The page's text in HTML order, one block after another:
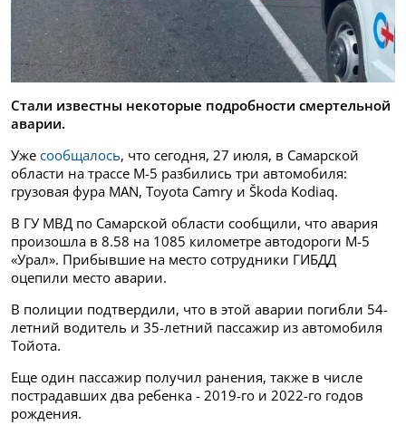
Стали известны некоторые подробности смертельной
аварии.
Уже сообщалось, что сегодня, 27 июля, в Самарской
области на трассе М-5 разбились три автомобиля:
грузовая фура MAN, Toyota Camry и Škoda Kodiaq.
В ГУ МВД по Самарской области сообщили, что авария
произошла в 8.58 на 1085 километре автодороги М-5
«Урал». Прибывшие на место сотрудники ГИБДД
оцепили место аварии.
В полиции подтвердили, что в этой аварии погибли 54-
летний водитель и 35-летний пассажир из автомобиля
Тойота.
Еще один пассажир получил ранения, также в числе
пострадавших два ребенка - 2019-го и 2022-го годов
рождения.